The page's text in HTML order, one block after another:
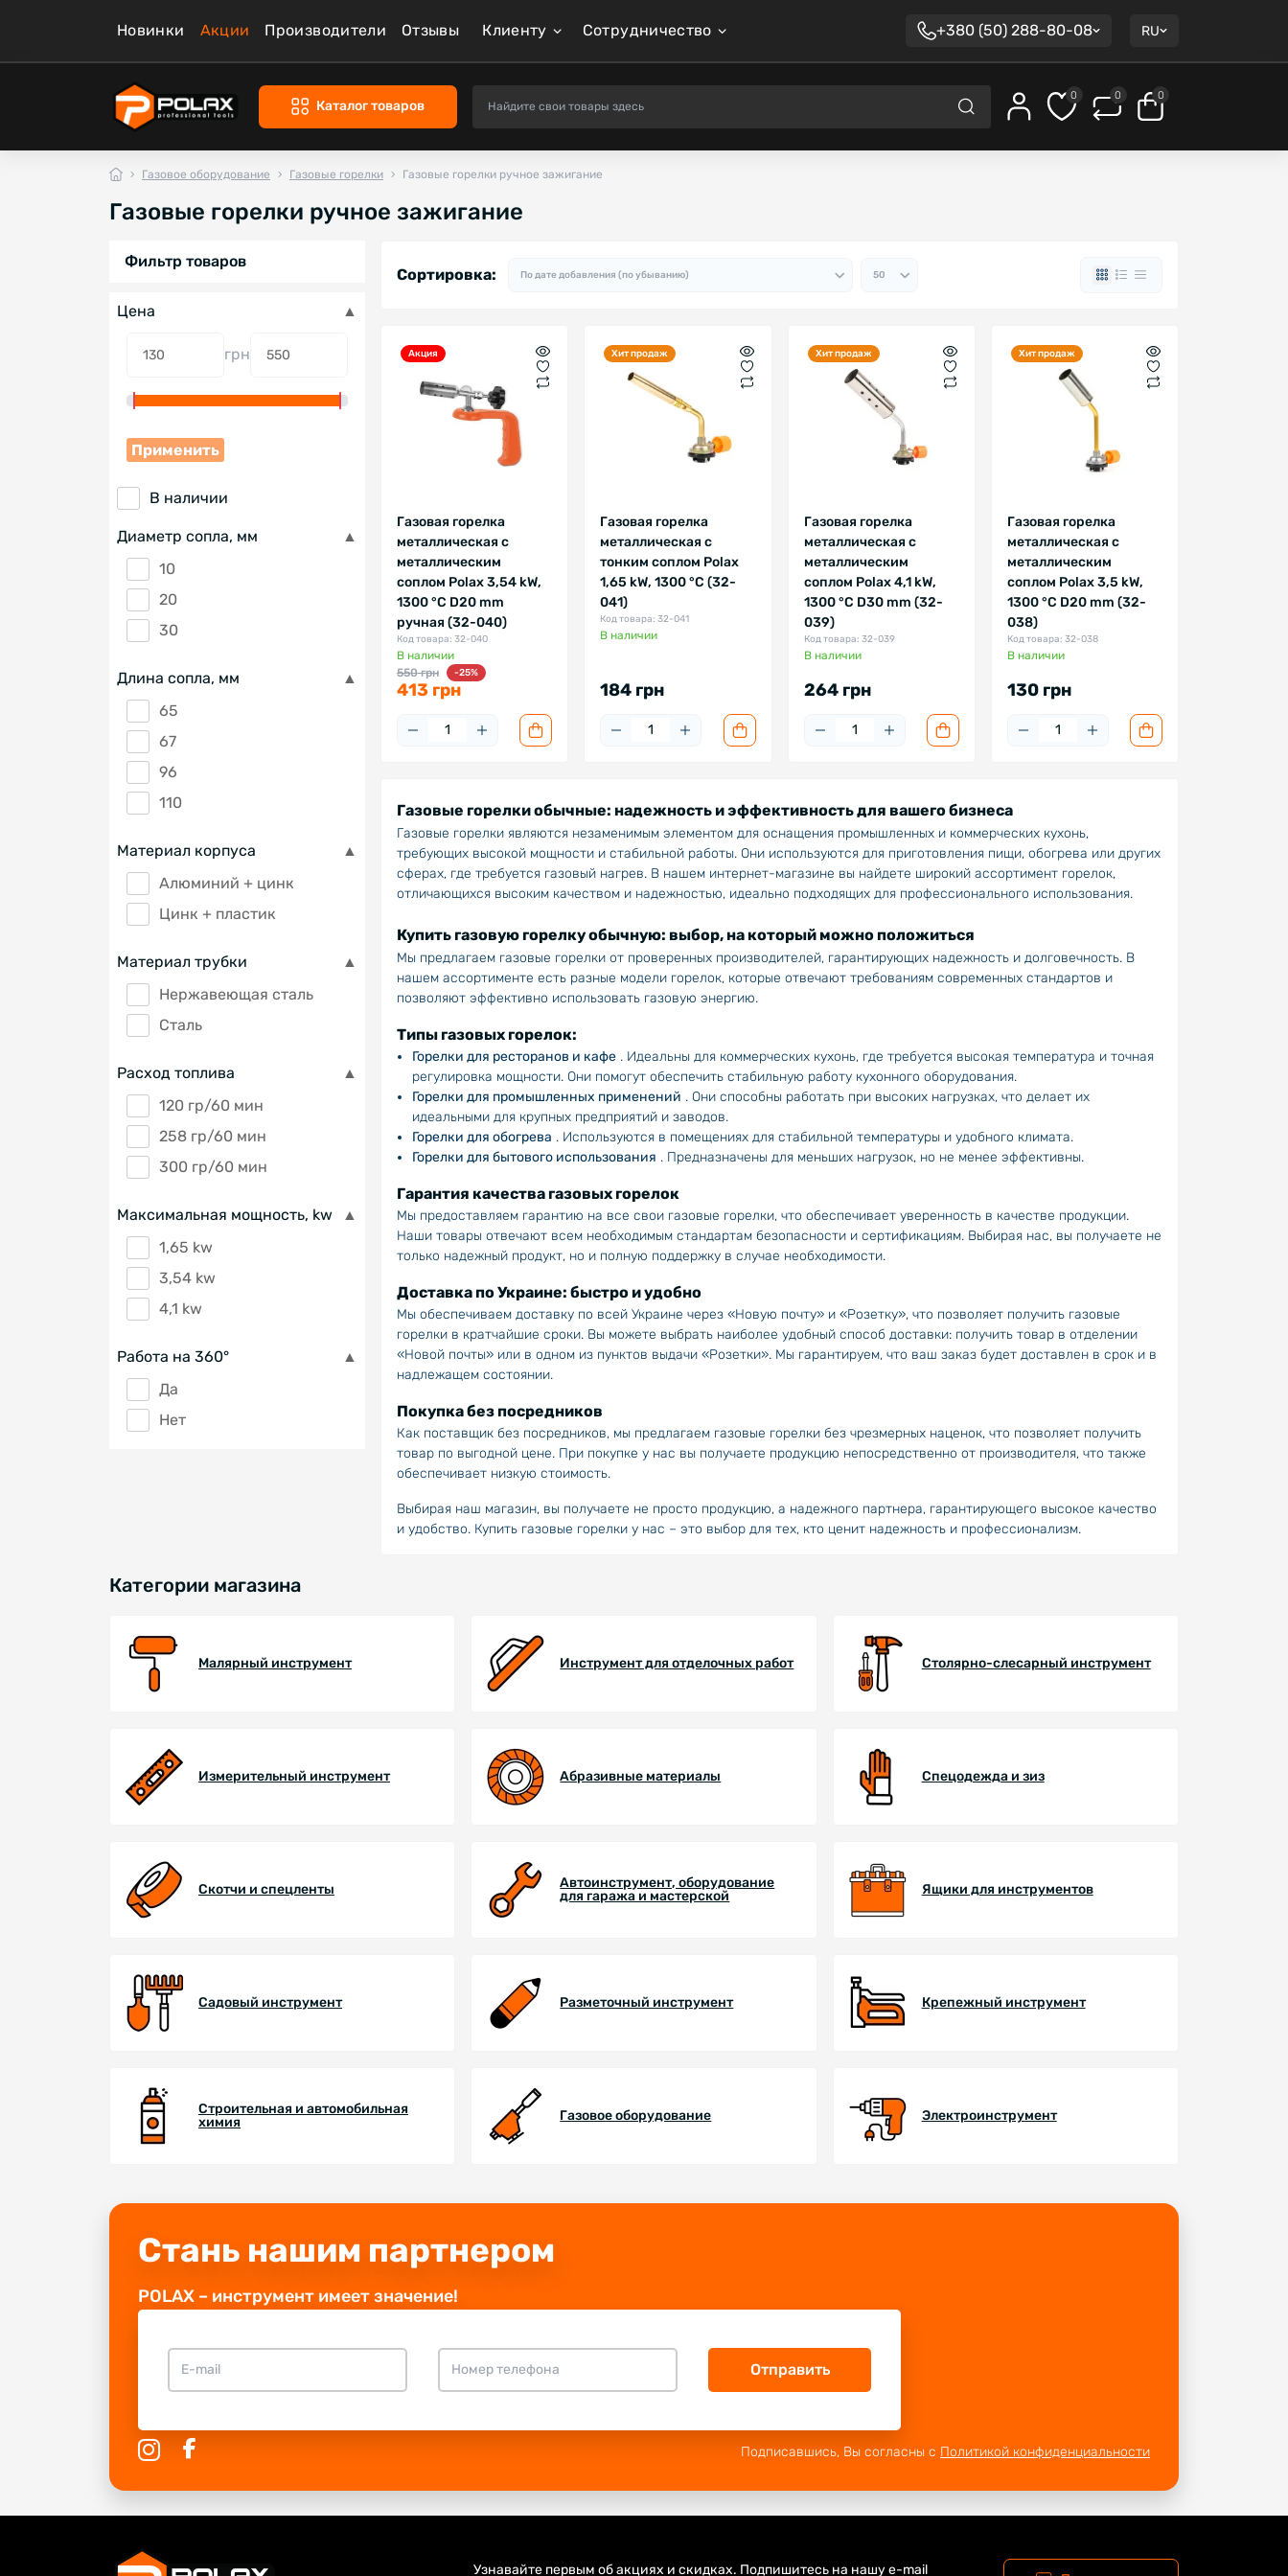
Новинки Акции Производители Отзывы Клиенту Сотрудничество +380 (50) 288-80-08 RU
Каталог товаров
0 0 0
Газовое оборудование Газовые горелки Газовые горелки ручное зажигание
Газовые горелки ручное зажигание
Фильтр товаров
Цена
грн
Применить
В наличии
Диаметр сопла, мм
10
20
30
Длина сопла, мм
65
67
96
110
Материал корпуса
Алюминий + цинк
Цинк + пластик
Материал трубки
Нержавеющая сталь
Сталь
Расход топлива
120 гр/60 мин
258 гр/60 мин
300 гр/60 мин
Максимальная мощность, kw
1,65 kw
3,54 kw
4,1 kw
Работа на 360°
Да
Нет
Сортировка:
Акция
Газовая горелка
металлическая с
металлическим
соплом Polax 3,54 kW,
1300 °C D20 mm
ручная (32-040)
Код товара: 32-040
В наличии
550 грн
-25%
413 грн
Хит продаж
Газовая горелка
металлическая с
тонким соплом Polax
1,65 kW, 1300 °C (32-
041)
Код товара: 32-041
В наличии
184 грн
Хит продаж
Газовая горелка
металлическая с
металлическим
соплом Polax 4,1 kW,
1300 °C D30 mm (32-
039)
Код товара: 32-039
В наличии
264 грн
Хит продаж
Газовая горелка
металлическая с
металлическим
соплом Polax 3,5 kW,
1300 °C D20 mm (32-
038)
Код товара: 32-038
В наличии
130 грн
Газовые горелки обычные: надежность и эффективность для вашего бизнеса
Газовые горелки являются незаменимым элементом для оснащения промышленных и коммерческих кухонь,
требующих высокой мощности и стабильной работы. Они используются для приготовления пищи, обогрева или других
сферах, где требуется газовый нагрев. В нашем интернет-магазине вы найдете широкий ассортимент горелок,
отличающихся высоким качеством и надежностью, идеально подходящих для профессионального использования.
Купить газовую горелку обычную: выбор, на который можно положиться
Мы предлагаем газовые горелки от проверенных производителей, гарантирующих надежность и долговечность. В
нашем ассортименте есть разные модели горелок, которые отвечают требованиям современных стандартов и
позволяют эффективно использовать газовую энергию.
Типы газовых горелок:
Горелки для ресторанов и кафе . Идеальны для коммерческих кухонь, где требуется высокая температура и точная
регулировка мощности. Они помогут обеспечить стабильную работу кухонного оборудования.
Горелки для промышленных применений . Они способны работать при высоких нагрузках, что делает их
идеальными для крупных предприятий и заводов.
Горелки для обогрева . Используются в помещениях для стабильной температуры и удобного климата.
Горелки для бытового использования . Предназначены для меньших нагрузок, но не менее эффективны.
Гарантия качества газовых горелок
Мы предоставляем гарантию на все свои газовые горелки, что обеспечивает уверенность в качестве продукции.
Наши товары отвечают всем необходимым стандартам безопасности и сертификациям. Выбирая нас, вы получаете не
только надежный продукт, но и полную поддержку в случае необходимости.
Доставка по Украине: быстро и удобно
Мы обеспечиваем доставку по всей Украине через «Новую почту» и «Розетку», что позволяет получить газовые
горелки в кратчайшие сроки. Вы можете выбрать наиболее удобный способ доставки: получить товар в отделении
«Новой почты» или в одном из пунктов выдачи «Розетки». Мы гарантируем, что ваш заказ будет доставлен в срок и в
надлежащем состоянии.
Покупка без посредников
Как поставщик без посредников, мы предлагаем газовые горелки без чрезмерных наценок, что позволяет получить
товар по выгодной цене. При покупке у нас вы получаете продукцию непосредственно от производителя, что также
обеспечивает низкую стоимость.
Выбирая наш магазин, вы получаете не просто продукцию, а надежного партнера, гарантирующего высокое качество
и удобство. Купить газовые горелки у нас – это выбор для тех, кто ценит надежность и профессионализм.
Категории магазина
Малярный инструмент Инструмент для отделочных работ Столярно-слесарный инструмент
Измерительный инструмент Абразивные материалы Спецодежда и зиз
Скотчи и спецленты
Автоинструмент, оборудование
для гаража и мастерской
Ящики для инструментов
Садовый инструмент Разметочный инструмент Крепежный инструмент
Строительная и автомобильная
химия
Газовое оборудование Электроинструмент
Стань нашим партнером
POLAX – инструмент имеет значение!
Отправить
Подписавшись, Вы согласны с Политикой конфиденциальности
Узнавайте первым об акциях и скидках. Подпишитесь на нашу e-mail